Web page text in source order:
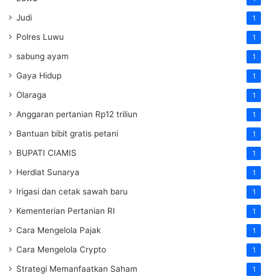
Judi 1
Polres Luwu 1
sabung ayam 1
Gaya Hidup 1
Olaraga 1
Anggaran pertanian Rp12 triliun 1
Bantuan bibit gratis petani 1
BUPATI CIAMIS 1
Herdiat Sunarya 1
Irigasi dan cetak sawah baru 1
Kementerian Pertanian RI 1
Cara Mengelola Pajak 1
Cara Mengelola Crypto 1
Strategi Memanfaatkan Saham 1